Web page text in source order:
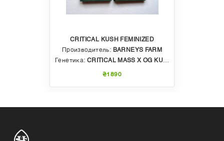
CRITICAL KUSH FEMINIZED
Производитель: BARNEYS FARM
Генетика: CRITICAL MASS X OG KUSH
₴1890